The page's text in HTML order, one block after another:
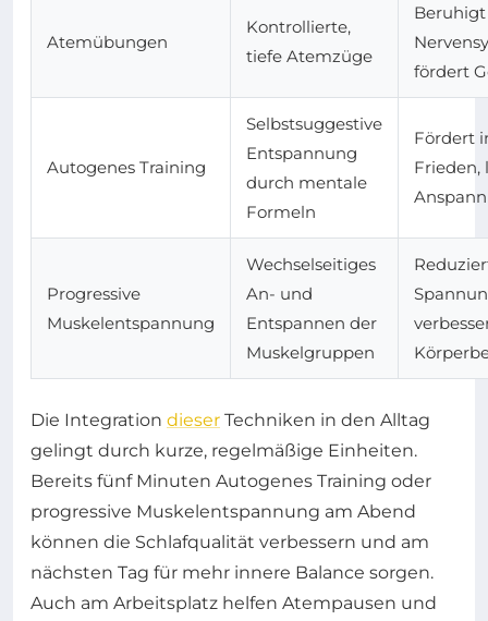
Atemübungen
Kontrollierte,
tiefe Atemzüge
Beruhigt
fördert
Autogenes Training
Selbstsuggestive
Entspannung
durch mentale
Formeln
Fördert
Frieden,
Progressive
Muskelentspannung
Wechselseitiges
An- und
Entspannen der
Muskelgruppen
Die Integration dieser Techniken in den Alltag
gelingt durch kurze, regelmäßige Einheiten.
Bereits fünf Minuten Autogenes Training oder
progressive Muskelentspannung am Abend
können die Schlafqualität verbessern und am
nächsten Tag für mehr innere Balance sorgen.
Auch am Arbeitsplatz helfen Atempausen und